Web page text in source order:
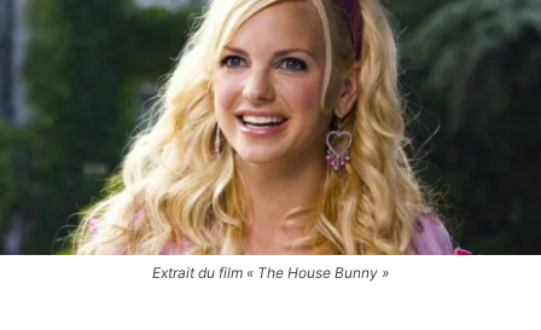
Extrait du film « The House Bunny »